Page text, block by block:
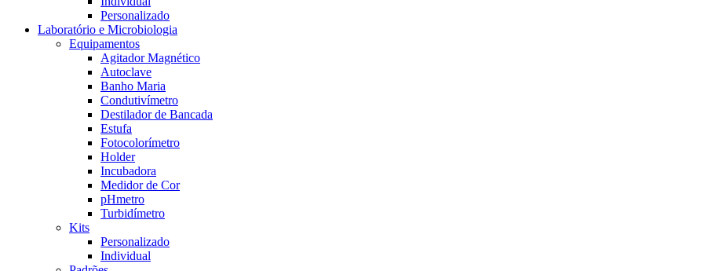
Personalizado
Laboratório e Microbiologia
Equipamentos
Agitador Magnético
Autoclave
Banho Maria
Condutivímetro
Destilador de Bancada
Estufa
Fotocolorímetro
Holder
Incubadora
Medidor de Cor
pHmetro
Turbidímetro
Kits
Personalizado
Individual